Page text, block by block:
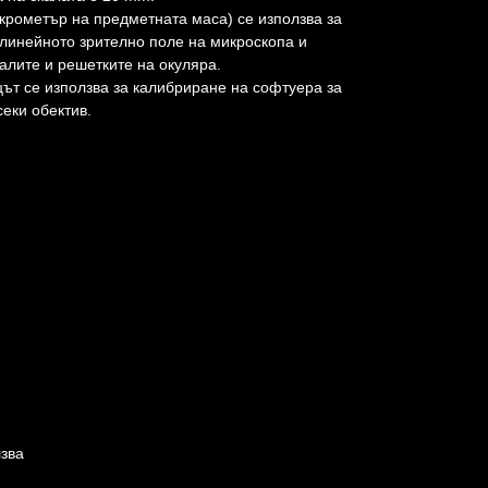
на предметната маса) се използва за
зрително поле на микроскопа и
и решетките на окуляра.
се използва за калибриране на софтуера за
обектив.